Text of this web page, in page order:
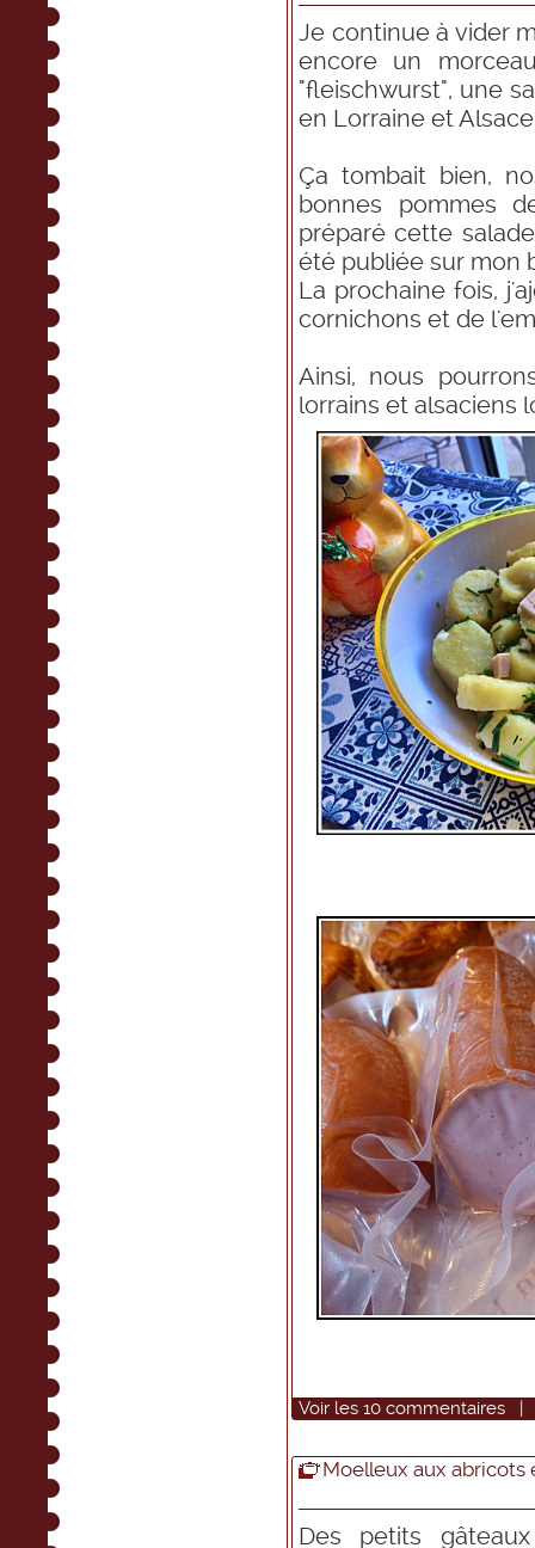
Je continue à vider
encore un
"fleischwurst", une
en Lorraine et
Ça tombait bien,
bonnes pommes
préparé cette
été publiée sur
La prochaine fois,
cornichons et de
Ainsi, nous
lorrains et alsaciens
Voir les 10 commentaires
Moelleux aux abricots
Des petits